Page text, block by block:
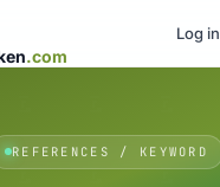
.com
Log in
REFERENCES / KEYWORD